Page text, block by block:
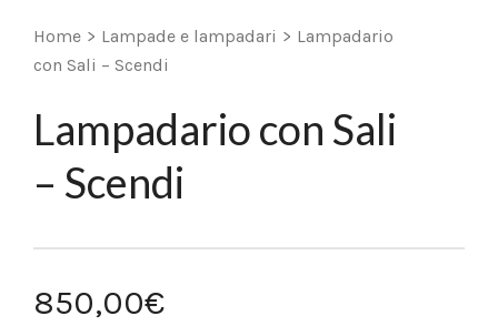
Home > Lampade e lampadari > Lampadario
con Sali – Scendi
Lampadario con Sali
– Scendi
850,00€